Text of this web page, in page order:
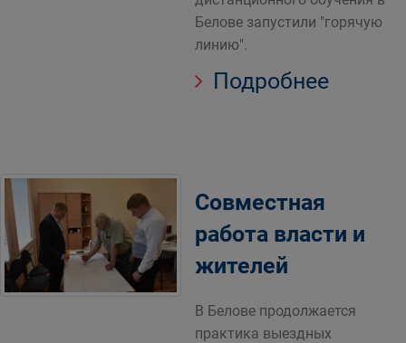
Белове запустили "горячую
линию".
Подробнее
Совместная
работа власти и
жителей
В Белове продолжается
практика выездных